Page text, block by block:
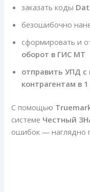
заказать коды
безошибочно
сформировать и
оборот в ГИС МТ
отправить УПД
контрагентам в
С помощью
системе Честный
ошибок — наглядно